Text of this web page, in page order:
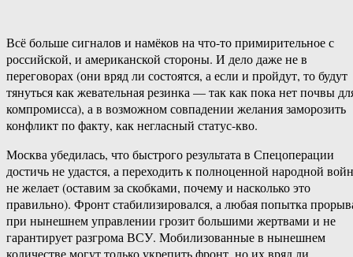
Всё больше сигналов и намёков на что-то примирительное с
российской, и американской стороны. И дело даже не в
переговорах (они вряд ли состоятся, а если и пройдут, то будут
тянуться как жевательная резинка — так как пока нет почвы
компромисса), а в возможном совпадении желания заморозить
конфликт по факту, как негласный статус-кво.
Москва убедилась, что быстрого результата в Спецоперации
достичь не удастся, а переходить к полноценной народной
не желает (оставим за скобками, почему и насколько это
правильно). Фронт стабилизировался, а любая попытка
при нынешнем управлении грозит большими жертвами и не
гарантирует разгрома ВСУ. Мобилизованные в нынешнем